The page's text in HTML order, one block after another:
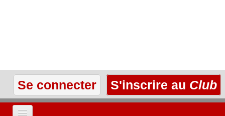
Se connecter S'inscrire au Club